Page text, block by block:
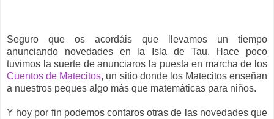
Seguro que os acordáis que llevamos un tiempo
anunciando novedades en la Isla de Tau. Hace poco
tuvimos la suerte de anunciaros la puesta en marcha de los
Cuentos de Matecitos, un sitio donde los Matecitos enseñan
a nuestros peques algo más que matemáticas para niños.
Y hoy por fin podemos contaros otras de las novedades que